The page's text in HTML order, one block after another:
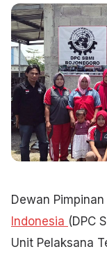
Dewan
Indonesia (DPC
Unit Pelaksana